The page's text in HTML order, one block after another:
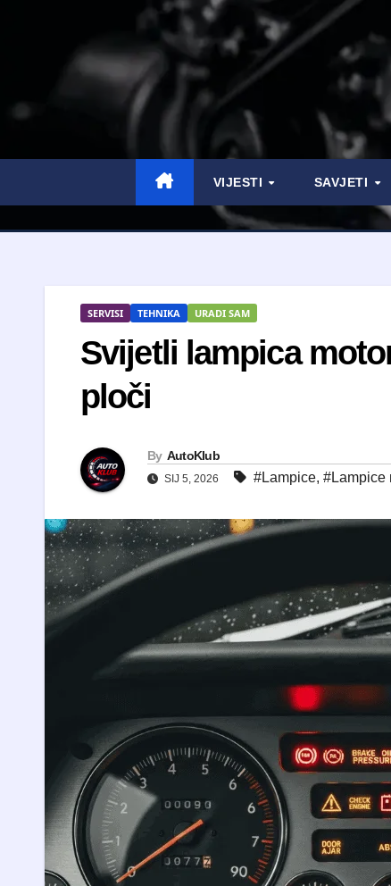
VIJESTI SAVJETI
SERVISI TEHNIKA URADI SAM
Svijetli lampica
ploči
By AutoKlub
SIJ 5, 2026 #Lampice, #Lampice